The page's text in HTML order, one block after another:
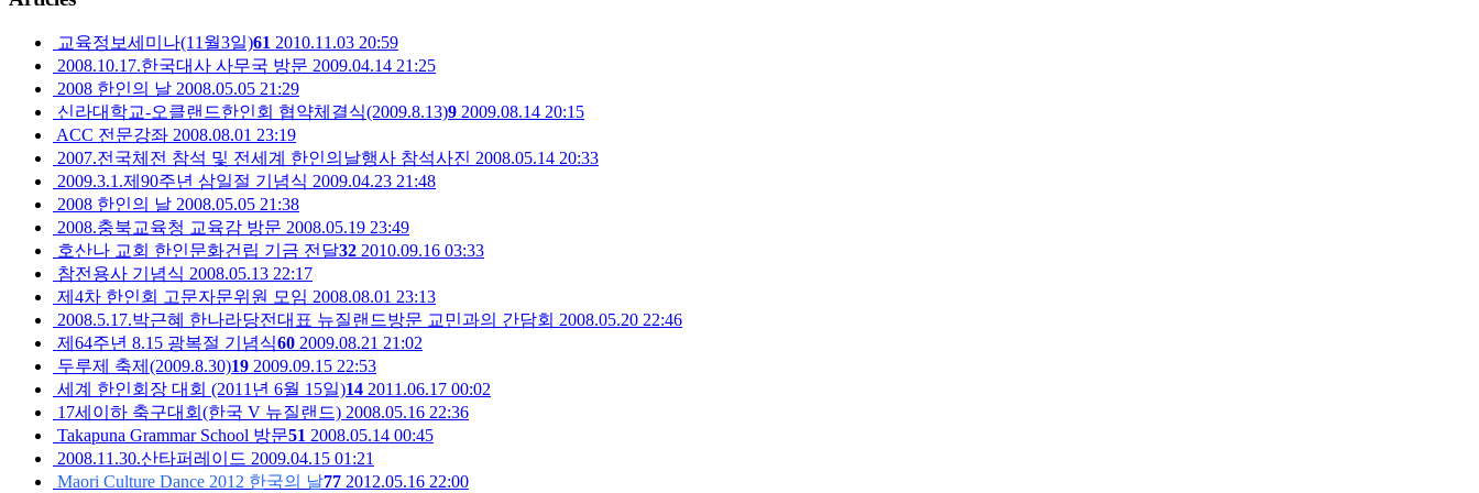
교육정보세미나(11월3일)61 2010.11.03 20:59
2008.10.17.한국대사 사무국 방문 2009.04.14 21:25
2008 한인의 날 2008.05.05 21:29
신라대학교-오클랜드한인회 협약체결식(2009.8.13)9 2009.08.14 20:15
ACC 전문강좌 2008.08.01 23:19
2007.전국체전 참석 및 전세계 한인의날행사 참석사진 2008.05.14 20:33
2009.3.1.제90주년 삼일절 기념식 2009.04.23 21:48
2008 한인의 날 2008.05.05 21:38
2008.충북교육청 교육감 방문 2008.05.19 23:49
호산나 교회 한인문화건립 기금 전달32 2010.09.16 03:33
참전용사 기념식 2008.05.13 22:17
제4차 한인회 고문자문위원 모임 2008.08.01 23:13
2008.5.17.박근혜 한나라당전대표 뉴질랜드방문 교민과의 간담회 2008.05.20 22:46
제64주년 8.15 광복절 기념식60 2009.08.21 21:02
두루제 축제(2009.8.30)19 2009.09.15 22:53
세계 한인회장 대회 (2011년 6월 15일)14 2011.06.17 00:02
17세이하 축구대회(한국 V 뉴질랜드) 2008.05.16 22:36
Takapuna Grammar School 방문51 2008.05.14 00:45
2008.11.30.산타퍼레이드 2009.04.15 01:21
Maori Culture Dance 2012 한국의 날77 2012.05.16 22:00